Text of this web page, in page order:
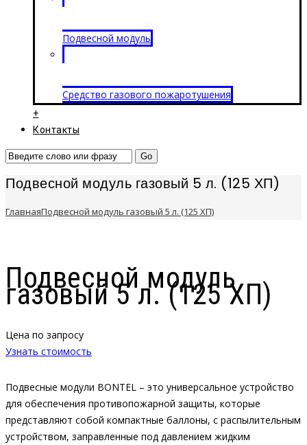
Подвесной модуль
Средство газового пожаротушения
+
Контакты
Подвесной модуль газовый 5 л. (125 ХП)
ГлавнаяПодвесной модуль газовый 5 л. (125 ХП)
Подвесной модуль
газовый 5 л. (125 ХП)
Цена по запросу
Узнать стоимость
Подвесные модули BONTEL – это универсальное устройство
для обеспечения противопожарной защиты, которые
представляют собой компактные баллоны, с распылительным
устройством, заправленные под давлением жидким